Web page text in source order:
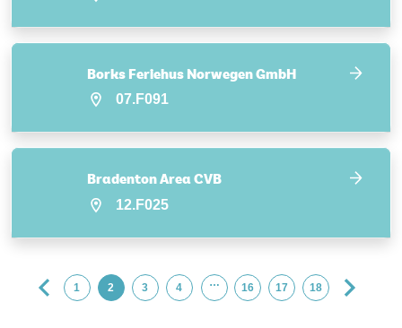
Borks Feriehus Norwegen GmbH
07.F091
Bradenton Area CVB
12.F025
1 2 3 4 … 16 17 18